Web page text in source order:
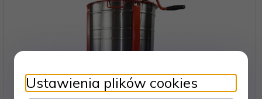
Ustawienia plików cookies